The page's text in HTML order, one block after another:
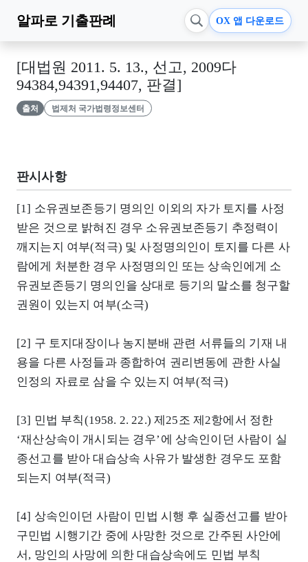
알파로 기출판례 OX 앱 다운로드
[대법원 2011. 5. 13., 선고, 2009다
94384,94391,94407, 판결]
출처 법제처 국가법령정보센터
판시사항
[1] 소유권보존등기 명의인 이외의 자가 토지를 사정
받은 것으로 밝혀진 경우 소유권보존등기 추정력이
깨지는지 여부(적극) 및 사정명의인이 토지를 다른 사
람에게 처분한 경우 사정명의인 또는 상속인에게 소
유권보존등기 명의인을 상대로 등기의 말소를 청구할
권원이 있는지 여부(소극)
[2] 구 토지대장이나 농지분배 관련 서류들의 기재 내
용을 다른 사정들과 종합하여 권리변동에 관한 사실
인정의 자료로 삼을 수 있는지 여부(적극)
[3] 민법 부칙(1958. 2. 22.) 제25조 제2항에서 정한
‘재산상속이 개시되는 경우’에 상속인이던 사람이 실
종선고를 받아 대습상속 사유가 발생한 경우도 포함
되는지 여부(적극)
[4] 상속인이던 사람이 민법 시행 후 실종선고를 받아
구민법 시행기간 중에 사망한 것으로 간주된 사안에
서, 망인의 사망에 의한 대습상속에도 민법 부칙